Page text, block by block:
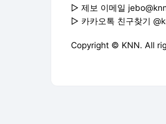
▷ 제보 이메일
▷ 카카오톡 친구찾기
Copyright © KNN. All